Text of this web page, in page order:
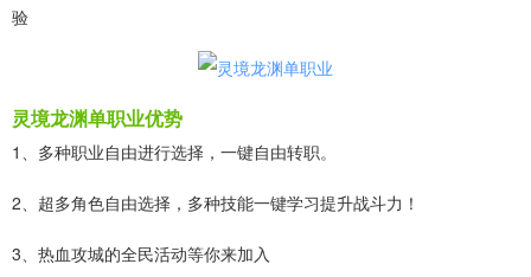
验
灵境龙渊单职业优势
1、多种职业自由进行选择，一键自由转职。
2、超多角色自由选择，多种技能一键学习提升战斗力！
3、热血攻城的全民活动等你来加入